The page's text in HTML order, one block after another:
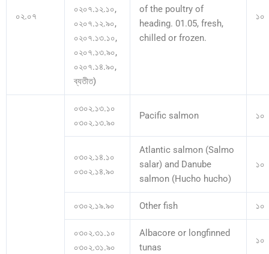
০২.০৭
০২০৭.১২.১০,
০২০৭.১২.৯০,
০২০৭.১৩.১০,
০২০৭.১৩.৯০,
০২০৭.১৪.৯০,
ব্যতীত)
of the poultry of
heading. 01.05, fresh,
chilled or frozen.
১০
০৩০২.১৩.১০
০৩০২.১৩.৯০
Pacific salmon ১০
০৩০২.১৪.১০
০৩০২.১৪.৯০
Atlantic salmon (Salmo
salar) and Danube
salmon (Hucho hucho)
১০
০৩০২.১৯.৯০ Other fish ১০
০৩০২.৩১.১০
০৩০২.৩১.৯০
Albacore or longfinned
tunas
১০